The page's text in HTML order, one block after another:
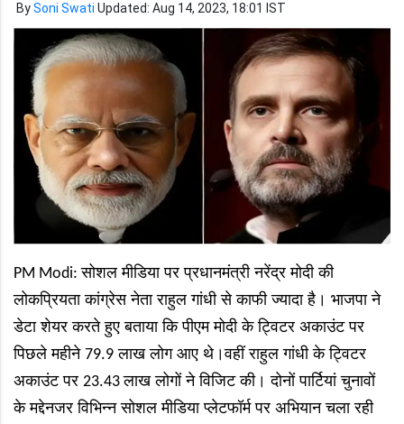
BySoni Swati Updated: Aug 14, 2023, 18:01 IST
PM Modi:सोशल मीडिया पर प्रधानमंत्री नरेंद्र मोदी की
लोकप्रियता कांग्रेस नेता राहुल गांधी से काफी ज्यादा है। भाजपा ने
डेटा शेयर करते हुए बताया कि पीएम मोदी के ट्विटर अकाउंट पर
पिछले महीने 79.9 लाख लोग आए थे।वहीं राहुल गांधी के ट्विटर
अकाउंट पर 23.43लाख लोगों ने विजिट की। दोनों पार्टियां चुनावों
के मद्देनजर विभिन्न सोशल मीडिया प्लेटफॉर्म पर अभियान चला रही